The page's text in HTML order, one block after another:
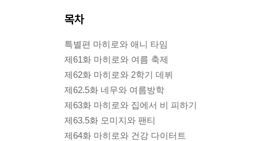
목차
특별편 마히로와 애니 타임
제61화 마히로와 여름 축제
제62화 마히로와 2학기 데뷔
제62.5화 네무와 여름방학
제63화 마히로와 집에서 비 피하기
제63.5화 모미지와 팬티
제64화 마히로와 건강 다이터트